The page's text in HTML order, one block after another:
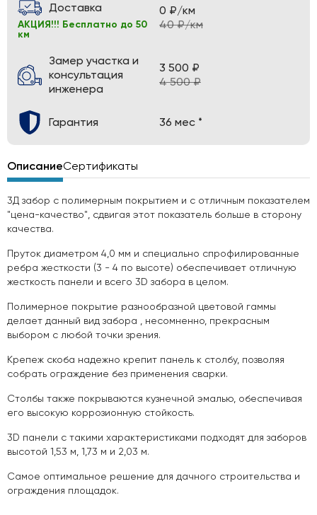
Доставка
АКЦИЯ!!! Бесплатно до 50
км
0 ₽/км
40 ₽/км
Замер участка и
консультация
инженера
3 500 ₽
4 500 ₽
Гарантия 36 мес *
ОписаниеСертификаты
3Д забор с полимерным покрытием и с отличным показателем
"цена-качество", сдвигая этот показатель больше в сторону
качества.
Пруток диаметром 4,0 мм и специально спрофилированные
ребра жесткости (3 - 4 по высоте) обеспечивает отличную
жесткость панели и всего 3D забора в целом.
Полимерное покрытие разнообразной цветовой гаммы
делает данный вид забора , несомненно, прекрасным
выбором с любой точки зрения.
Крепеж скоба надежно крепит панель к столбу, позволяя
собрать ограждение без применения сварки.
Столбы также покрываются кузнечной эмалью, обеспечивая
его высокую коррозионную стойкость.
3D панели с такими характеристиками подходят для заборов
высотой 1,53 м, 1,73 м и 2,03 м.
Самое оптимальное решение для дачного строительства и
ограждения площадок.